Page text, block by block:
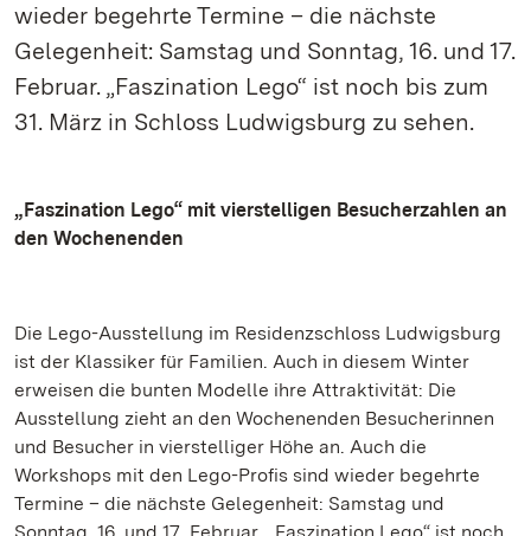
wieder begehrte Termine – die nächste
Gelegenheit: Samstag und Sonntag, 16. und 17.
Februar. „Faszination Lego“ ist noch bis zum
31. März in Schloss Ludwigsburg zu sehen.
„Faszination Lego“ mit vierstelligen Besucherzahlen an
den Wochenenden
Die Lego-Ausstellung im Residenzschloss Ludwigsburg
ist der Klassiker für Familien. Auch in diesem Winter
erweisen die bunten Modelle ihre Attraktivität: Die
Ausstellung zieht an den Wochenenden Besucherinnen
und Besucher in vierstelliger Höhe an. Auch die
Workshops mit den Lego-Profis sind wieder begehrte
Termine – die nächste Gelegenheit: Samstag und